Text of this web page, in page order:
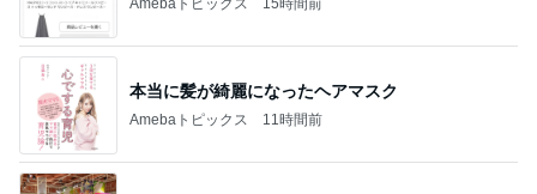
本当に髪が綺麗になったヘアマスク
Amebaトピックス 11時間前